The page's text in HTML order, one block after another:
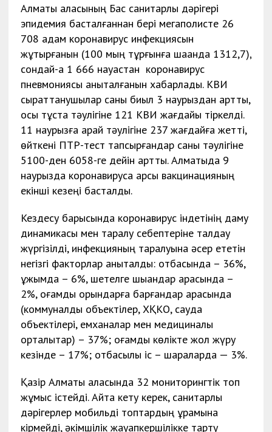
Алматы қаласының Бас санитарлық дәрігері
эпидемия басталғаннан бері мегаполисте 26
708 адам коронавирус инфекциясын
жұқтырғанын (100 мың тұрғынға шаққанда 1312,7),
сондай-ақ 1 666 науқастан коронавирус
пневмониясы анықталғанын хабарлады. КВИ
сырқаттанушылар саны биыл 3 наурыздан артты,
осы тұста тәулігіне 121 КВИ жағдайы тіркелді.
11 наурызға қарай тәулігіне 237 жағдайға жетті,
өйткені ПТР-тест тапсырғандар саны тәулігіне
5100-ден 6058-ге дейін артты. Алматыда 9
наурызда коронавирусқа қарсы вакцинацияның
екінші кезеңі басталды.
Кездесу барысында коронавирус індетінің даму
динамикасы мен таралу себептеріне талдау
жүргізілді, инфекцияның таралуына әсер ететін
негізгі факторлар анықталды: отбасында – 36%,
ұжымда – 6%, шетелге шыққандар арасында –
2%, қоғамдық орындарға барғандар арасында
(коммуналдық объектілер, ХҚКО, сауда
объектілері, емханалар мен медициналық
орталықтар) – 37%; қоғамдық көлікте жол жүру
кезінде – 17%; отбасылық іс – шараларда — 3%.
Қазір Алматы қаласында 32 мониторингтік топ
жұмыс істейді. Айта кету керек, санитарлық
дәрігерлер мобильді топтардың құрамына
кірмейді, әкімшілік жауапкершілікке тарту